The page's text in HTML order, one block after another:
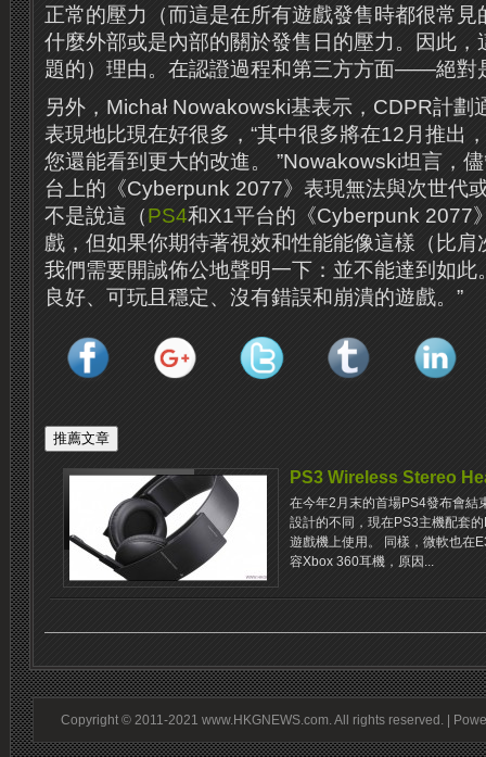
正常的壓力（而這是在所有遊戲發售時都很常
什麼外部或是內部的關於發售日的壓力。因此，
題的）理由。在認證過程和第三方方面——絕對
另外，Michał Nowakowski基表示，CDPR計劃
表現地比現在好很多，“其中很多將在12月推出
您還能看到更大的改進。 ”Nowakowski坦言，
台上的《Cyberpunk 2077》表現無法與次世代
不是說這（PS4和X1平台的《Cyberpunk 2077
戲，但如果你期待著視效和性能能像這樣（比
我們需要開誠佈公地聲明一下：並不能達到如此
良好、可玩且穩定、沒有錯誤和崩潰的遊戲。”
PS3 Wireless Stereo
在今年2月末的首場PS4發布會結
設計的不同，現在PS3主機配套
遊戲機上使用。 同樣，微軟也在
容Xbox 360耳機，原因...
Copyright © 2011-2021 www.HKGNEWS.com. All rights reserved. |